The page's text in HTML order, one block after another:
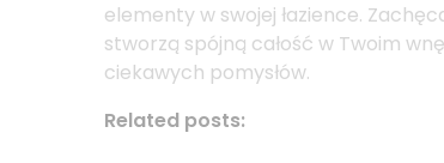
elementy w swojej łazience.
stworzą spójną całość w Twoim
ciekawych pomysłów.
Related posts: